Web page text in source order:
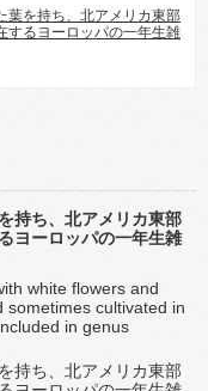
葉を持ち、北アメリカ東部
するヨーロッパの一年生雑
持ち、北アメリカ東部
ヨーロッパの一年生雑
white flowers and
sometimes cultivated in
in genus
持ち、北アメリカ東部